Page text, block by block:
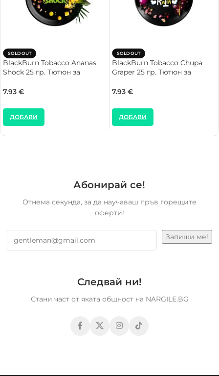
SOLD OUT
BlackBurn Tobacco Ananas
Shock 25 гр. Тютюн за
7.93 €
ДОБАВИ
SOLD OUT
BlackBurn Tobacco Chupa
Graper 25 гр. Тютюн за
7.93 €
ДОБАВИ
Абонирай се!
Отнема секунда, за да научаваш пръв горещите
оферти!
Следвай ни!
Стани част от яката общност на NARGILE.BG